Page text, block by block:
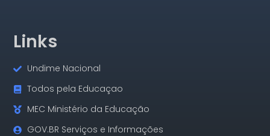
Links
Undime Nacional
Todos pela Educaçao
MEC Ministério da Educação
GOV.BR Serviços e Informações